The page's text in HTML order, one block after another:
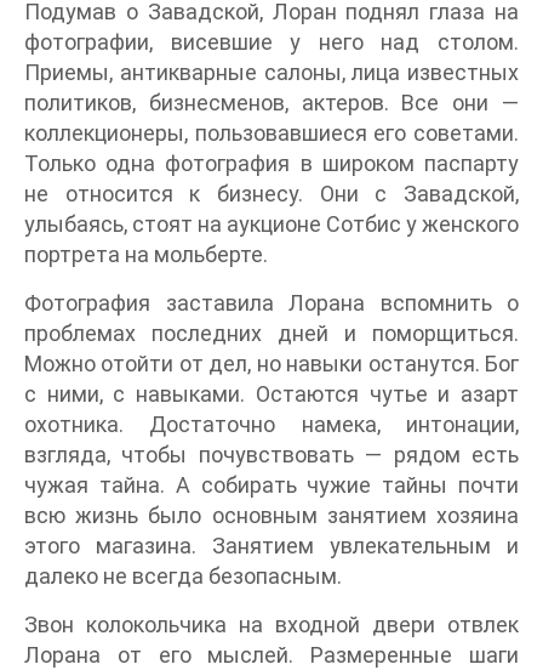
Подумав о Завадской, Лоран поднял глаза на
фотографии, висевшие у него над столом.
Приемы, антикварные салоны, лица известных
политиков, бизнесменов, актеров. Все они —
коллекционеры, пользовавшиеся его советами.
Только одна фотография в широком паспарту
не относится к бизнесу. Они с Завадской,
улыбаясь, стоят на аукционе Сотбис у женского
портрета на мольберте.
Фотография заставила Лорана вспомнить о
проблемах последних дней и поморщиться.
Можно отойти от дел, но навыки останутся. Бог
с ними, с навыками. Остаются чутье и азарт
охотника. Достаточно намека, интонации,
взгляда, чтобы почувствовать — рядом есть
чужая тайна. А собирать чужие тайны почти
всю жизнь было основным занятием хозяина
этого магазина. Занятием увлекательным и
далеко не всегда безопасным.
Звон колокольчика на входной двери отвлек
Лорана от его мыслей. Размеренные шаги